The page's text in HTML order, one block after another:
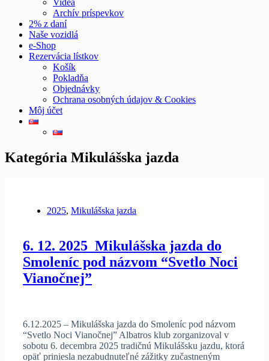
Videá
Archív príspevkov
2% z daní
Naše vozidlá
e-Shop
Rezervácia lístkov
Košík
Pokladňa
Objednávky
Ochrana osobných údajov & Cookies
Môj účet
Kategória Mikulášska jazda
2025, Mikulášska jazda
6. 12. 2025_Mikulášska jazda do
Smoleníc pod názvom “Svetlo Noci
Vianočnej”
6.12.2025 – Mikulášska jazda do Smoleníc pod názvom
“Svetlo Noci Vianočnej” Albatros klub zorganizoval v
sobotu 6. decembra 2025 tradičnú Mikulášsku jazdu, ktorá
opäť priniesla nezabudnuteľné zážitky zučastneným